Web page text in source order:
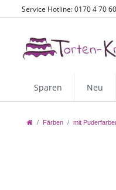
Service Hotline: 0170 4 70
Sparen Neu
Färben mit